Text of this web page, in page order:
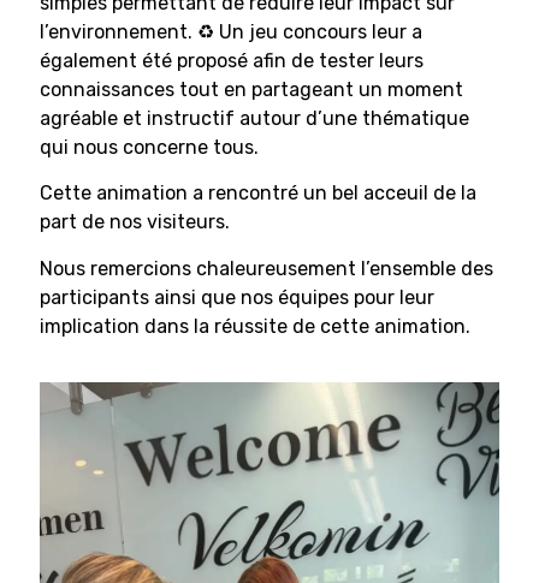
l’environnement. ♻️ Un jeu concours leur a
également été proposé afin de tester leurs
connaissances tout en partageant un moment
agréable et instructif autour d’une thématique
qui nous concerne tous.
Cette animation a rencontré un bel acceuil de la
part de nos visiteurs.
Nous remercions chaleureusement l’ensemble des
participants ainsi que nos équipes pour leur
implication dans la réussite de cette animation.